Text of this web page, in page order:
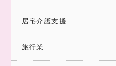
居宅介護支援
旅行業